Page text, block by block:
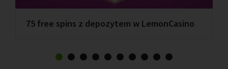
75 free spins z depozytem w LemonCasino